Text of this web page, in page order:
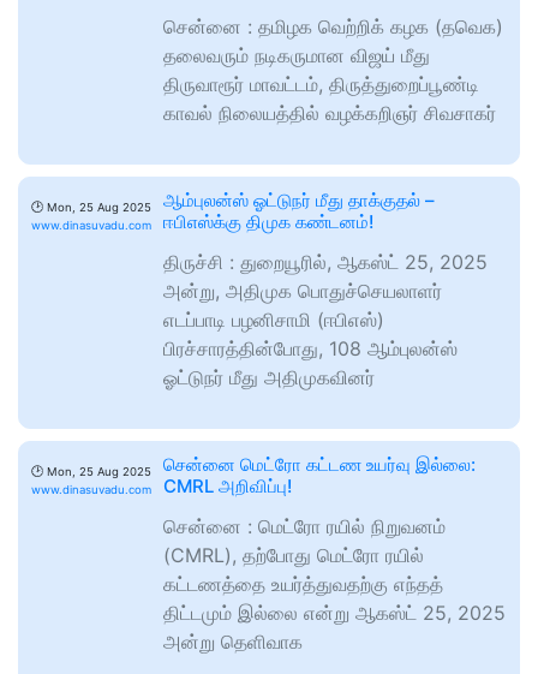
சென்னை : தமிழக வெற்றிக் கழக (தவெக)
தலைவரும் நடிகருமான விஜய் மீது
திருவாரூர் மாவட்டம், திருத்துறைப்பூண்டி
காவல் நிலையத்தில் வழக்கறிஞர் சிவசாகர்
🕑 Mon, 25 Aug 2025
www.dinasuvadu.com
ஆம்புலன்ஸ் ஓட்டுநர் மீது தாக்குதல் –
ஈபிஎஸ்க்கு திமுக கண்டனம்!
திருச்சி : துறையூரில், ஆகஸ்ட் 25, 2025
அன்று, அதிமுக பொதுச்செயலாளர்
எடப்பாடி பழனிசாமி (ஈபிஎஸ்)
பிரச்சாரத்தின்போது, 108 ஆம்புலன்ஸ்
ஓட்டுநர் மீது அதிமுகவினர்
🕑 Mon, 25 Aug 2025
www.dinasuvadu.com
சென்னை மெட்ரோ கட்டண உயர்வு இல்லை:
CMRL அறிவிப்பு!
சென்னை : மெட்ரோ ரயில் நிறுவனம்
(CMRL), தற்போது மெட்ரோ ரயில்
கட்டணத்தை உயர்த்துவதற்கு எந்தத்
திட்டமும் இல்லை என்று ஆகஸ்ட் 25, 2025
அன்று தெளிவாக